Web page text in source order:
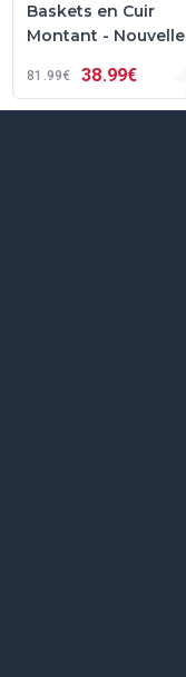
Baskets en Cuir
Montant - Nouvelle
81 99€ 38 99€